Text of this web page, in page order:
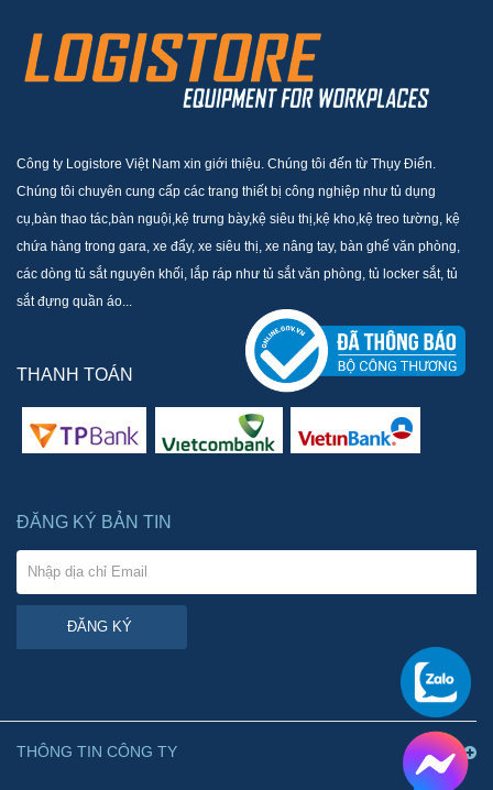
Công ty Logistore Việt Nam xin giới thiệu. Chúng tôi đến từ Thụy Điển.
Chúng tôi chuyên cung cấp các trang thiết bị công nghiệp như tủ dụng
cụ,bàn thao tác,bàn nguội,kệ trưng bày,kệ siêu thị,kệ kho,kệ treo tường, kệ
chứa hàng trong gara, xe đẩy, xe siêu thị, xe nâng tay, bàn ghế văn phòng,
các dòng tủ sắt nguyên khối, lắp ráp như tủ sắt văn phòng, tủ locker sắt, tủ
sắt đựng quần áo...
THANH TOÁN
ĐĂNG KÝ BẢN TIN
ĐĂNG KÝ
THÔNG TIN CÔNG TY